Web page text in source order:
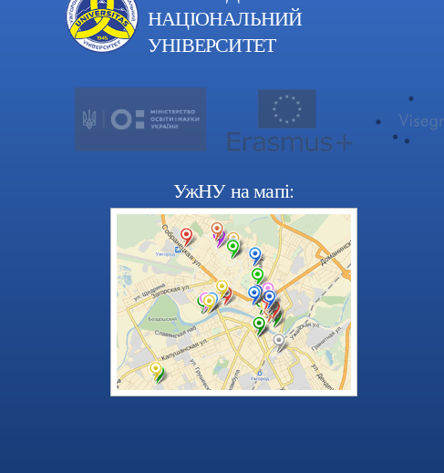
НАЦІОНАЛЬНИЙ
УНІВЕРСИТЕТ
УжНУ на мапі: